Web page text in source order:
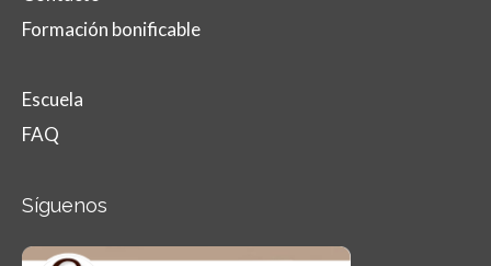
Formación bonificable
Escuela
FAQ
Síguenos